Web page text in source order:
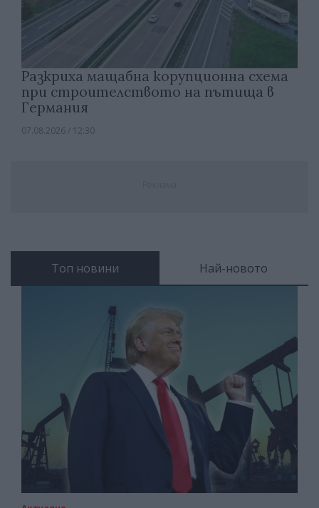
Разкриха мащабна корупционна схема
при строителството на пътища в
Германия
07.08.2026 / 12:30
Топ новини Най-новото